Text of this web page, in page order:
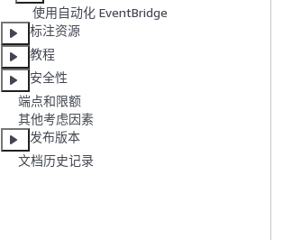
使用自动化 EventBridge
标注资源
教程
安全性
端点和限额
其他考虑因素
发布版本
文档历史记录